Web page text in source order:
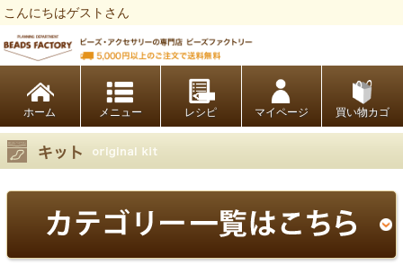
こんにちはゲストさん
ホーム レシピ マイページ 買い物カゴ